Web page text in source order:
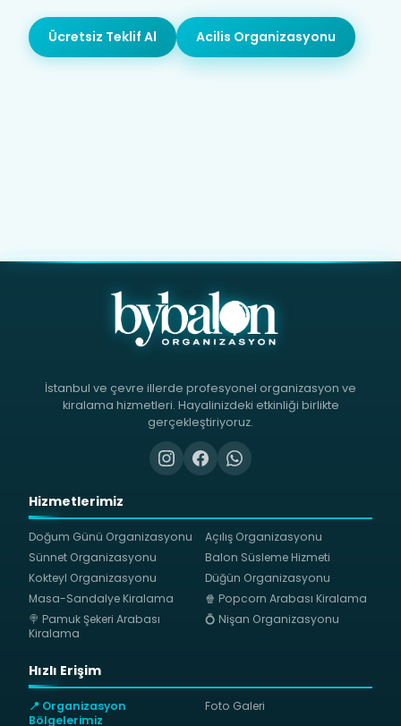
Ücretsiz Teklif Al Acilis Organizasyonu
İstanbul ve çevre illerde profesyonel organizasyon ve
kiralama hizmetleri. Hayalinizdeki etkinliği birlikte
gerçekleştiriyoruz.
Hizmetlerimiz
Doğum Günü Organizasyonu
Açılış Organizasyonu
Sünnet Organizasyonu
Balon Süsleme Hizmeti
Kokteyl Organizasyonu
Düğün Organizasyonu
Masa-Sandalye Kiralama
🍿 Popcorn Arabası Kiralama
🍭 Pamuk Şekeri Arabası
Kiralama
💍 Nişan Organizasyonu
Hızlı Erişim
📍 Organizasyon
Bölgelerimiz
Foto Galeri